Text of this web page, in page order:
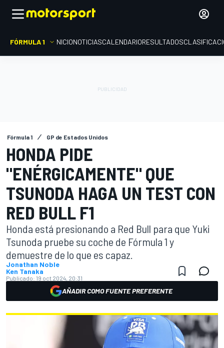
FÓRMULA 1 INICIONOTICIASCALENDARIORESULTADOS
Fórmula 1 GP de Estados Unidos
HONDA PIDE
"ENÉRGICAMENTE" QUE
TSUNODA HAGA UN TEST CON
RED BULL F1
Honda está presionando a Red Bull para que Yuki
Tsunoda pruebe su coche de Fórmula 1 y
demuestre de lo que es capaz.
Jonathan Noble
Ken Tanaka
Publicado: 19 oct 2024, 20:31
AÑADIR COMO FUENTE PREFERENTE